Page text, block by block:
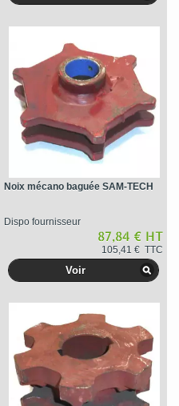
Noix mécano baguée SAM-TECH
Dispo fournisseur
87,84 € HT
105,41 € TTC
Voir